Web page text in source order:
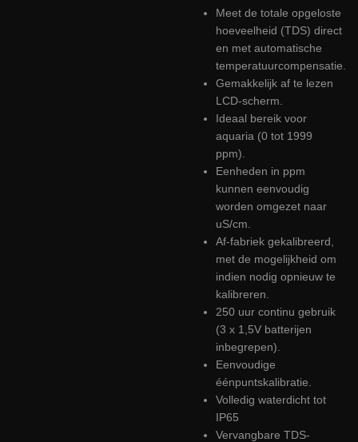
Meet de totale opgeloste
hoeveelheid (TDS) direct
en met automatische
temperatuurcompensatie.
Gemakkelijk af te lezen
LCD-scherm.
Ideaal bereik voor
aquaria (0 tot 1999
ppm).
Eenheden in ppm
kunnen eenvoudig
worden omgezet naar
uS/cm.
Af-fabriek gekalibreerd,
met de mogelijkheid om
indien nodig opnieuw te
kalibreren.
250 uur continu gebruik
(3 x 1,5V batterijen
inbegrepen).
Eenvoudige
éénpuntskalibratie.
Volledig waterdicht tot
IP65
Vervangbare TDS-